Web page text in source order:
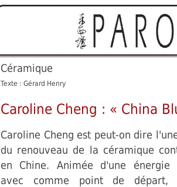
Céramique
Texte : Gérard Henry
Caroline Cheng : « China
Caroline Cheng est peut-on dire
du renouveau de la céramique
en Chine. Animée d'une énergie
avec comme point de départ,